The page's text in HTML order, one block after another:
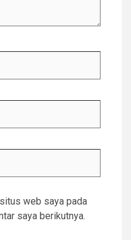
web saya pada
saya berikutnya.